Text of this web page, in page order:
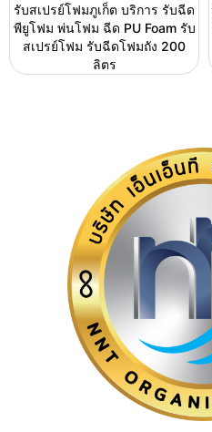
รับสเปรย์โฟมภูเก็ต บริการ รับฉีด
พียูโฟม พ่นโฟม ฉีด PU Foam รับ
สเปรย์โฟม รับฉีดโฟมถัง 200
ลิตร